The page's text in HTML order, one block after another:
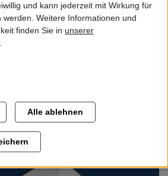
ÖPNV
im ÖPNV des ZVSN-
geht die Reise? Perspektiven
der Stadthalle
laden in die Stadthalle
Verbändebeteiligung beim
gehts zur Agenda. Eine Anmeldung zur
und kann jederzeit mit Wirkung für
Weitere Informationen und
finden Sie in unserer
Alle ablehnen